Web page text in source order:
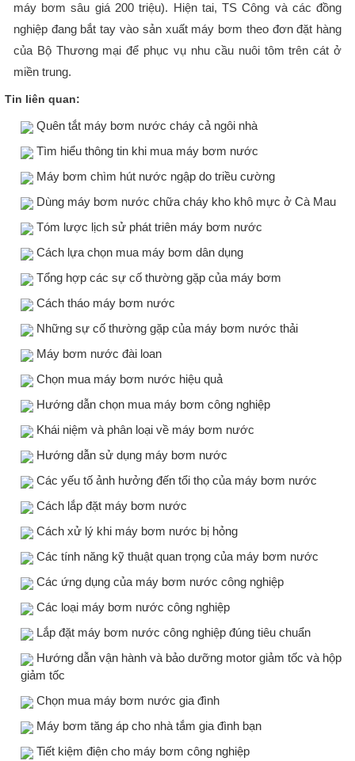
máy bơm sâu giá 200 triệu). Hiện tai, TS Công và các đồng
nghiệp đang bắt tay vào sản xuất máy bơm theo đơn đặt hàng
của Bộ Thương mại để phục vụ nhu cầu nuôi tôm trên cát ở
miền trung.
Tin liên quan:
Quên tắt máy bơm nước cháy cả ngôi nhà
Tìm hiểu thông tin khi mua máy bơm nước
Máy bơm chìm hút nước ngập do triều cường
Dùng máy bơm nước chữa cháy kho khô mực ở Cà Mau
Tóm lược lịch sử phát triên máy bơm nước
Cách lựa chọn mua máy bơm dân dụng
Tổng hợp các sự cố thường gặp của máy bơm
Cách tháo máy bơm nước
Những sự cố thường gặp của máy bơm nước thải
Máy bơm nước đài loan
Chọn mua máy bơm nước hiệu quả
Hướng dẫn chọn mua máy bơm công nghiệp
Khái niệm và phân loại về máy bơm nước
Hướng dẫn sử dụng máy bơm nước
Các yếu tố ảnh hưởng đến tổi thọ của máy bơm nước
Cách lắp đặt máy bơm nước
Cách xử lý khi máy bơm nước bị hỏng
Các tính năng kỹ thuật quan trọng của máy bơm nước
Các ứng dụng của máy bơm nước công nghiệp
Các loại máy bơm nước công nghiệp
Lắp đặt máy bơm nước công nghiệp đúng tiêu chuẩn
Hướng dẫn vận hành và bảo dưỡng motor giảm tốc và hộp
giảm tốc
Chọn mua máy bơm nước gia đình
Máy bơm tăng áp cho nhà tắm gia đình bạn
Tiết kiệm điện cho máy bơm công nghiệp